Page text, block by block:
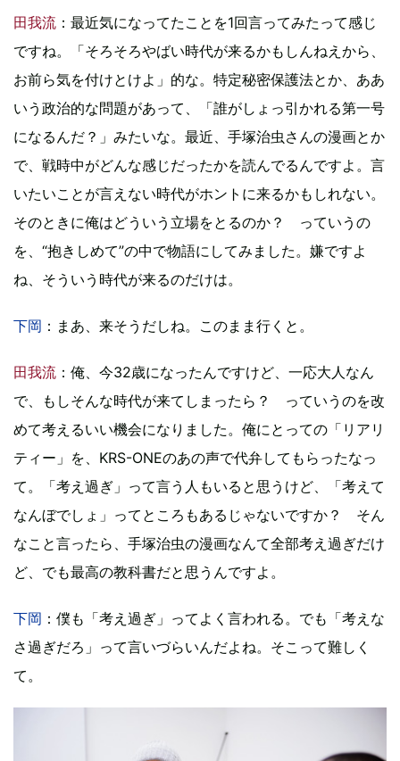
田我流 ：最近気になってたことを1回言ってみたって感じ
ですね。「そろそろやばい時代が来るかもしんねえから、
お前ら気を付けとけよ」的な。特定秘密保護法とか、ああ
いう政治的な問題があって、「誰がしょっ引かれる第一号
になるんだ？」みたいな。最近、手塚治虫さんの漫画とか
で、戦時中がどんな感じだったかを読んでるんですよ。言
いたいことが言えない時代がホントに来るかもしれない。
そのときに俺はどういう立場をとるのか？ っていうの
を、“抱きしめて”の中で物語にしてみました。嫌ですよ
ね、そういう時代が来るのだけは。
下岡 ：まあ、来そうだしね。このまま行くと。
田我流 ：俺、今32歳になったんですけど、一応大人なん
で、もしそんな時代が来てしまったら？ っていうのを改
めて考えるいい機会になりました。俺にとっての「リアリ
ティー」を、KRS-ONEのあの声で代弁してもらったなっ
て。「考え過ぎ」って言う人もいると思うけど、「考えて
なんぼでしょ」ってところもあるじゃないですか？ そん
なこと言ったら、手塚治虫の漫画なんて全部考え過ぎだけ
ど、でも最高の教科書だと思うんですよ。
下岡 ：僕も「考え過ぎ」ってよく言われる。でも「考えな
さ過ぎだろ」って言いづらいんだよね。そこって難しく
て。